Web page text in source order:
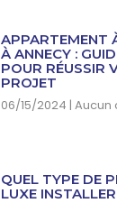
APPARTEMENT
À ANNECY :
POUR RÉUSSIR
PROJET
06/15/2024 Aucun
QUEL TYPE DE
LUXE